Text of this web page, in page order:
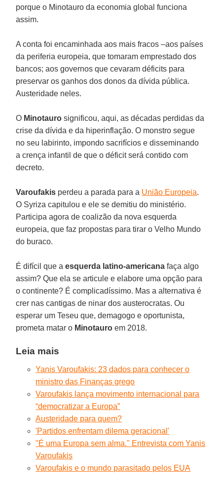
porque o Minotauro da economia global funciona
assim.
A conta foi encaminhada aos mais fracos –aos países
da periferia europeia, que tomaram emprestado dos
bancos; aos governos que cevaram déficits para
preservar os ganhos dos donos da dívida pública.
Austeridade neles.
O Minotauro significou, aqui, as décadas perdidas da
crise da dívida e da hiperinflação. O monstro segue
no seu labirinto, impondo sacrifícios e disseminando
a crença infantil de que o déficit será contido com
decreto.
Varoufakis perdeu a parada para a União Europeia.
O Syriza capitulou e ele se demitiu do ministério.
Participa agora de coalizão da nova esquerda
europeia, que faz propostas para tirar o Velho Mundo
do buraco.
É difícil que aesquerda latino-americana faça algo
assim? Que ela se articule e elabore uma opção para
o continente? É complicadíssimo. Mas a alternativa é
crer nas cantigas de ninar dos austerocratas. Ou
esperar um Teseu que, demagogo e oportunista,
prometa matar o Minotauro em 2018.
Leia mais
Yanis Varoufakis: 23 dados para conhecer o
ministro das Finanças grego
Varoufakis lança movimento internacional para
“democratizar a Europa”
Austeridade para quem?
'Partidos enfrentam dilema geracional'
"É uma Europa sem alma." Entrevista com Yanis
Varoufakis
Varoufakis e o mundo parasitado pelos EUA